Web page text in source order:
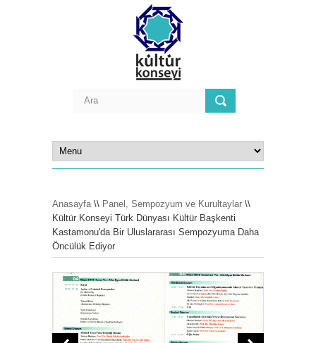
Anasayfa\\ Panel, Sempozyum ve Kurultaylar \\
Kültür Konseyi Türk Dünyası Kültür Başkenti
Kastamonu'da Bir Uluslararası Sempozyuma Daha
Öncülük Ediyor